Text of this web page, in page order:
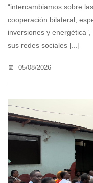
“intercambiamos sobre
cooperación bilateral,
inversiones y
sus redes sociales [...]
05/08/2026